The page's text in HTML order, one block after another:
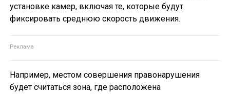
установке камер, включая те, которые будут
фиксировать среднюю скорость движения.
Например, местом совершения правонарушения
будет считаться зона, где расположена